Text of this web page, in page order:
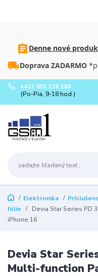
Denne nové
Doprava ZADARMO
+421 951 176 100
(Po-Pia, 9-18 hod.)
Elektronika
fólie
Devia Star Series PD
iPhone 16
Devia Star
Multi-function